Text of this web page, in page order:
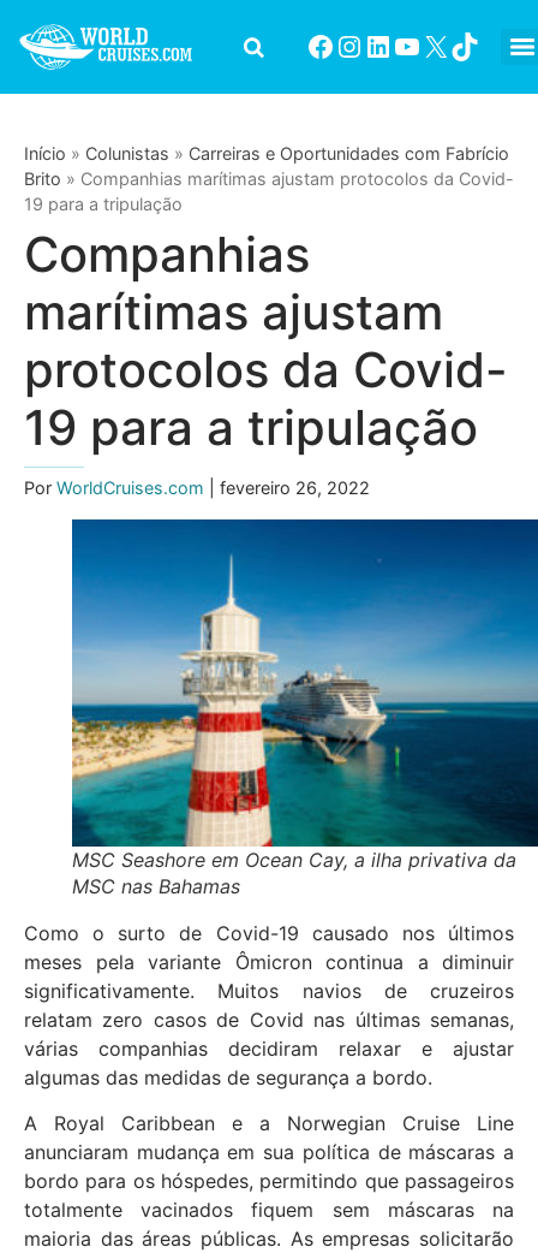
Início » Colunistas » Carreiras e Oportunidades com Fabrício
Brito » Companhias marítimas ajustam protocolos da Covid-
19 para a tripulação
Companhias
marítimas ajustam
protocolos da Covid-
19 para a tripulação
Por WorldCruises.com | fevereiro 26, 2022
MSC Seashore em Ocean Cay, a ilha privativa da
MSC nas Bahamas
Como o surto de Covid-19 causado nos últimos
meses pela variante Ômicron continua a diminuir
significativamente. Muitos navios de cruzeiros
relatam zero casos de Covid nas últimas semanas,
várias companhias decidiram relaxar e ajustar
algumas das medidas de segurança a bordo.
A Royal Caribbean e a Norwegian Cruise Line
anunciaram mudança em sua política de máscaras a
bordo para os hóspedes, permitindo que passageiros
totalmente vacinados fiquem sem máscaras na
maioria das áreas públicas. As empresas solicitarão